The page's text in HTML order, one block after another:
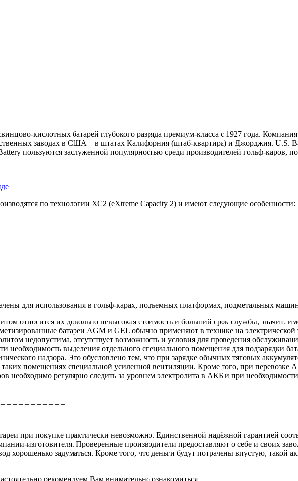
кислотных батарей глубокого разряда премиум-класса с 1927 года.
заводах в США – в штатах Калифорния (штаб-квартира) и Джорджия. U.S.
пользуются заслуженной популярностью среди производителей гольф-каров,
по технологии ХС2 (eXtreme Capacity 2) и имеют следующие особенности:
для использования в гольф-карах, подъемных платформах, подметальных
относится их довольно невысокая стоимость и больший срок службы, значит:
батареи AGM и GEL обычно применяют в технике на электрической
недопустима, отсутствует возможность и условия для проведения
выделения отдельного специального помещения для подзарядки
надзора. Это обусловлено тем, что при зарядке обычных тяговых
таких помещениях специальной усиленной вентиляции. Кроме того, при перевозке
необходимо регулярно следить за уровнем электролита в АКБ и при
при покупке практически невозможно. Единственной надёжной гарантией
изготовителя. Проверенные производители предоставляют о себе и своих
задуматься. Кроме того, что деньги будут потрачены впустую, такой
рекомендуем Вам внимательно ознакомиться.